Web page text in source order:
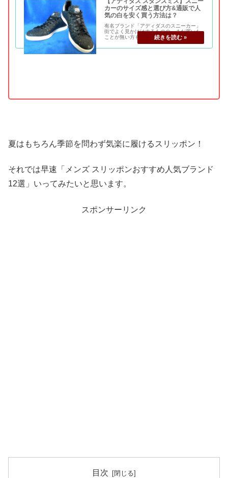
カーのサイズ感と選び方&通販で人
気の白を安く買う方法は？
有名ブランド「アディダスのスニーカー」
街でよく見かけはするものの、まだ履いた
ことが無い方も多いのではないでしょう
か？ メンズ・レディース共にアディダスの
スニーカーは、デザインも豊富でジャケッ
夏はもちろん季節を問わず気楽に履けるスリッポン！
それでは早速「メンズ スリッポンおすすめ人気ブランド
12選」いってみたいと思います。
スポンサーリンク
目次